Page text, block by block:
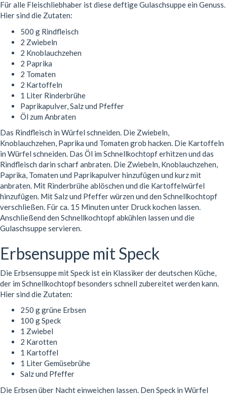
Für alle Fleischliebhaber ist diese deftige Gulaschsuppe ein Genuss.
Hier sind die Zutaten:
500 g Rindfleisch
2 Zwiebeln
2 Knoblauchzehen
2 Paprika
2 Tomaten
2 Kartoffeln
1 Liter Rinderbrühe
Paprikapulver, Salz und Pfeffer
Öl zum Anbraten
Das Rindfleisch in Würfel schneiden. Die Zwiebeln,
Knoblauchzehen, Paprika und Tomaten grob hacken. Die Kartoffeln
in Würfel schneiden. Das Öl im Schnellkochtopf erhitzen und das
Rindfleisch darin scharf anbraten. Die Zwiebeln, Knoblauchzehen,
Paprika, Tomaten und Paprikapulver hinzufügen und kurz mit
anbraten. Mit Rinderbrühe ablöschen und die Kartoffelwürfel
hinzufügen. Mit Salz und Pfeffer würzen und den Schnellkochtopf
verschließen. Für ca. 15 Minuten unter Druck kochen lassen.
Anschließend den Schnellkochtopf abkühlen lassen und die
Gulaschsuppe servieren.
Erbsensuppe mit Speck
Die Erbsensuppe mit Speck ist ein Klassiker der deutschen Küche,
der im Schnellkochtopf besonders schnell zubereitet werden kann.
Hier sind die Zutaten:
250 g grüne Erbsen
100 g Speck
1 Zwiebel
2 Karotten
1 Kartoffel
1 Liter Gemüsebrühe
Salz und Pfeffer
Die Erbsen über Nacht einweichen lassen. Den Speck in Würfel